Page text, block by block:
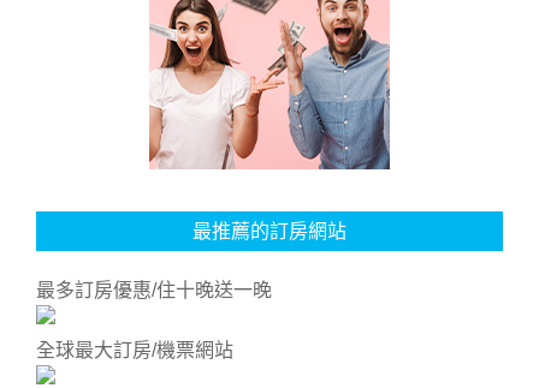
最推薦的訂房網站
最多訂房優惠/住十晚送一晚
全球最大訂房/機票網站